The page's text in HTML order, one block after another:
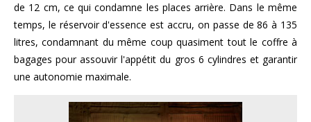
de 12 cm, ce qui condamne les places arrière. Dans le même
temps, le réservoir d'essence est accru, on passe de 86 à 135
litres, condamnant du même coup quasiment tout le coffre à
bagages pour assouvir l'appétit du gros 6 cylindres et garantir
une autonomie maximale.